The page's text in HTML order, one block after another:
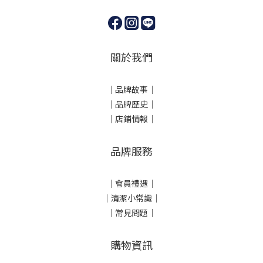
關於我們
｜ 品牌故事 ｜
｜品牌歷史 ｜
｜店鋪情報｜
品牌服務
｜會員禮遇｜
｜清潔小常識｜
｜常見問題｜
購物資訊